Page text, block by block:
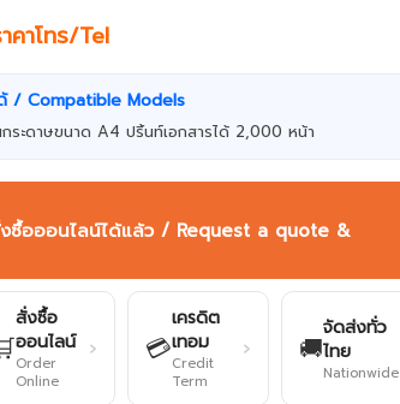
คาโทร/Tel
/ Compatible Models
ะดาษขนาด A4 ปริ้นท์เอกสารได้ 2,000 หน้า
งซื้อออนไลน์ได้แล้ว / Request a quote &
สั่งซื้อ
ออนไลน์
Order
Online
› 💳
เครดิต
เทอม
Credit
Term
› 🚚
จัดส่งทั่ว
ไทย
Nationwide